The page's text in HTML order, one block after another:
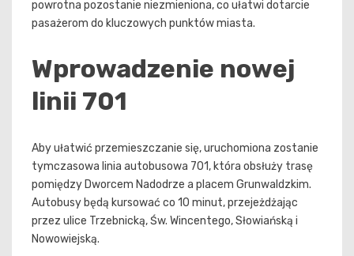
powrotna pozostanie niezmieniona, co ułatwi dotarcie
pasażerom do kluczowych punktów miasta.
Wprowadzenie nowej
linii 701
Aby ułatwić przemieszczanie się, uruchomiona zostanie
tymczasowa linia autobusowa 701, która obsłuży trasę
pomiędzy Dworcem Nadodrze a placem Grunwaldzkim.
Autobusy będą kursować co 10 minut, przejeżdżając
przez ulice Trzebnicką, Św. Wincentego, Słowiańską i
Nowowiejską.